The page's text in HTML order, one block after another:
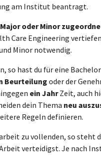
am Institut beantragt.
Major oder Minor
Care Engineering
Minor notwendig.
so hast du für eine
Beurteilung oder der
ein JahrZeit, auch
dein Thema neu
Regeln definieren.
zu vollenden, so steht
verteidigst. Je nach